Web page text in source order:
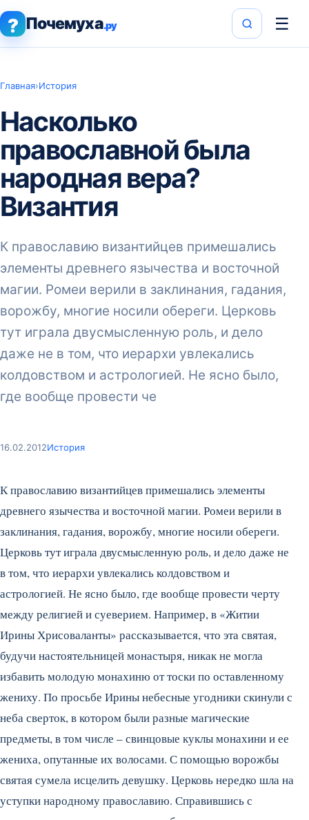
? Почемуха.ру ☰
Главная›История
Насколько
православной была
народная вера?
Византия
К православию византийцев примешались
элементы древнего язычества и восточной
магии. Ромеи верили в заклинания, гадания,
ворожбу, многие носили обереги. Церковь
тут играла двусмысленную роль, и дело
даже не в том, что иерархи увлекались
колдовством и астрологией. Не ясно было,
где вообще провести че
16.02.2012История
К православию византийцев примешались элементы
древнего язычества и восточной магии. Ромеи верили в
заклинания, гадания, ворожбу, многие носили обереги.
Церковь тут играла двусмысленную роль, и дело даже не
в том, что иерархи увлекались колдовством и
астрологией. Не ясно было, где вообще провести черту
между религией и суеверием. Например, в «Житии
Ирины Хрисоваланты» рассказывается, что эта святая,
будучи настоятельницей монастыря, никак не могла
избавить молодую монахиню от тоски по оставленному
жениху. По просьбе Ирины небесные угодники скинули с
неба сверток, в котором были разные магические
предметы, в том числе – свинцовые куклы монахини и ее
жениха, опутанные их волосами. С помощью ворожбы
святая сумела исцелить девушку. Церковь нередко шла на
уступки народному православию. Справившись с